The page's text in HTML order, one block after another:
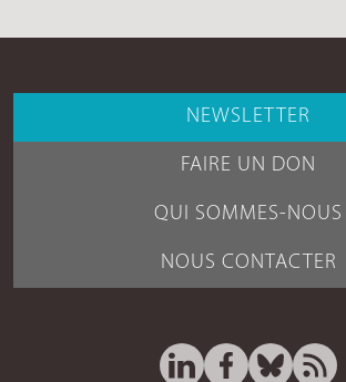
NEWSLETTER
FAIRE UN DON
QUI SOMMES-NOUS
NOUS CONTACTER